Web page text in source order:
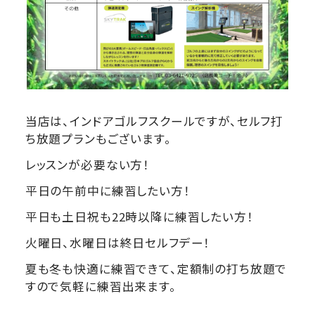
当店は、インドアゴルフスクールですが、セルフ打
ち放題プランもございます。
レッスンが必要ない方！
平日の午前中に練習したい方！
平日も土日祝も22時以降に練習したい方！
火曜日、水曜日は終日セルフデー！
夏も冬も快適に練習できて、定額制の打ち放題で
すので気軽に練習出来ます。